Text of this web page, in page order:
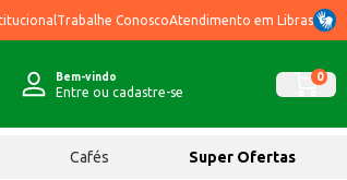
Trabalhe ConoscoAtendimento em Libras
Bem-vindo
Entre ou cadastre-se
0
Cafés Super Ofertas